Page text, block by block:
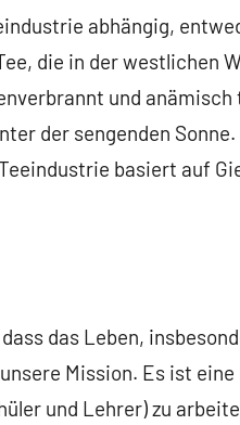
abhängig,
die in der westlichen
und
der sengenden
basiert auf
das Leben,
Mission. Es ist
und Lehrer) zu